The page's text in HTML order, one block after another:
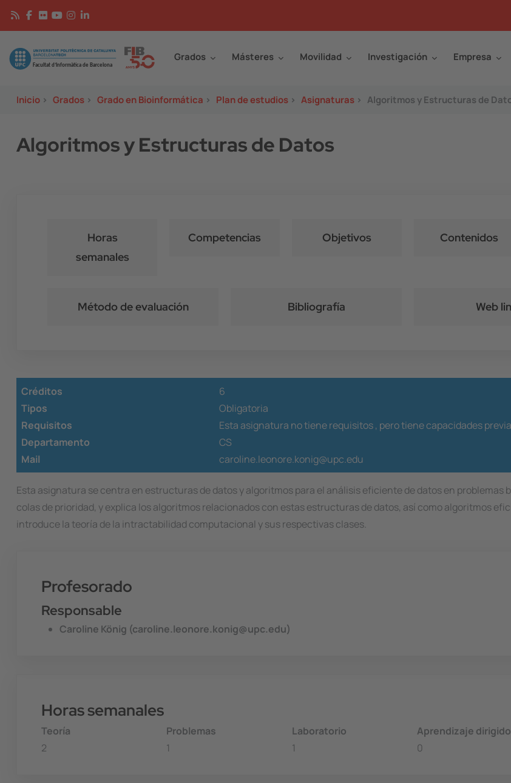
Pasar al contenido principal
Image Grados Másteres Movilidad Investigación Empresa
Inicio > Grados > Grado en Bioinformática > Plan de estudios > Asignaturas > Algoritmos y Estructuras de
Algoritmos y Estructuras de Datos
Horas
semanales
Competencias Objetivos Contenidos
Método de evaluación Bibliografía Web
Créditos
6
Tipos
Obligatoria
Requisitos
Esta asignatura no tiene requisitos , pero tiene capacidades
Departamento
CS
Mail
caroline.leonore.konig@upc.edu
Esta asignatura se centra en estructuras de datos y algoritmos para el análisis eficiente de datos en
colas de prioridad, y explica los algoritmos relacionados con estas estructuras de datos, así como algoritmos
introduce la teoría de la intractabilidad computacional y sus respectivas clases.
Profesorado
Responsable
Caroline König (caroline.leonore.konig@upc.edu)
Horas semanales
Teoría
2
Problemas
1
Laboratorio
1
Aprendizaje dirigido
0